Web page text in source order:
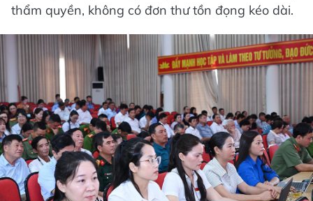
thẩm quyền, không có đơn thư tồn đọng kéo dài.